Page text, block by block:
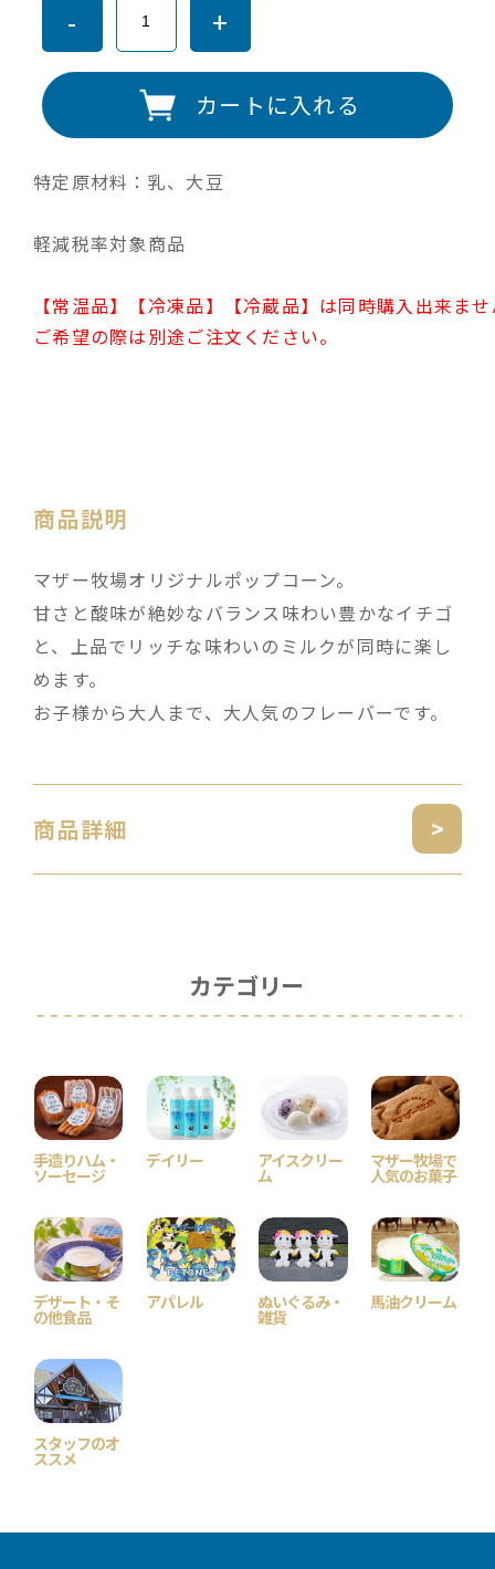
- +
カートに入れる
特定原材料：乳、大豆
軽減税率対象商品
【常温品】【冷凍品】【冷蔵品】は同時購入出来ま
ご希望の際は別途ご注文ください。
商品説明
マザー牧場オリジナルポップコーン。
甘さと酸味が絶妙なバランス味わい豊かなイチゴ
と、上品でリッチな味わいのミルクが同時に楽し
めます。
お子様から大人まで、大人気のフレーバーです。
商品詳細
カテゴリー
手造りハム・
ソーセージ
デイリー アイスクリー
ム
マザー牧場で
人気のお菓子
デザート・そ
の他食品
アパレル ぬいぐるみ・
雑貨
馬油クリーム
スタッフのオ
ススメ